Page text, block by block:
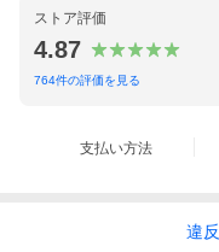
ストア評価
4.87
764件の評価を見る
支払い方法
違反